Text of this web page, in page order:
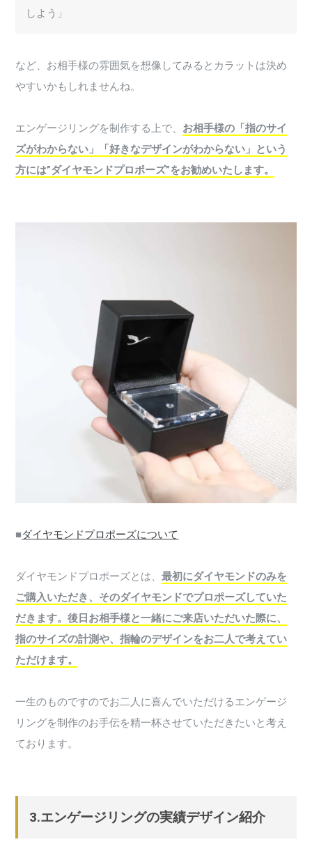
しよう」
など、お相手様の雰囲気を想像してみるとカラットは決め
やすいかもしれませんね。
エンゲージリングを制作する上で、 お相手様の「指のサイ
ズがわからない」「好きなデザインがわからない」という
方には”ダイヤモンドプロポーズ”をお勧めいたします。
■ダイヤモンドプロポーズについて
ダイヤモンドプロポーズとは、最初にダイヤモンドのみを
ご購入いただき、そのダイヤモンドでプロポーズしていた
だきます。後日お相手様と一緒にご来店いただいた際に、
指のサイズの計測や、指輪のデザインをお二人で考えてい
ただけます。
一生のものですのでお二人に喜んでいただけるエンゲージ
リングを制作のお手伝を精一杯させていただきたいと考え
ております。
3.エンゲージリングの実績デザイン紹介